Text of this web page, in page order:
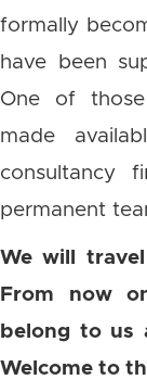
formally
have been
One of
made
consultancy
permanent
We will
From now
belong to us
Welcome to